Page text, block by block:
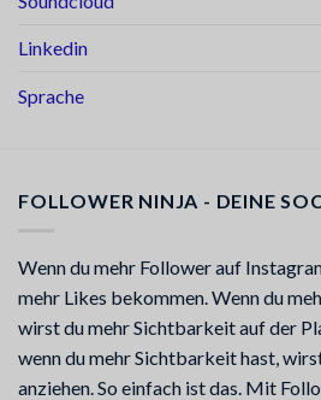
Linkedin
Sprache
FOLLOWER NINJA - DEINE
Wenn du mehr Follower auf
mehr Likes bekommen. Wenn du
wirst du mehr Sichtbarkeit auf der
wenn du mehr Sichtbarkeit hast,
anziehen. So einfach ist das. Mit